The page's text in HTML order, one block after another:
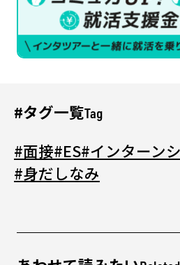
Tag
#タグ一覧
#面接#ES#インターン
#身だしなみ